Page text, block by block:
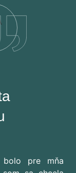
bolo pre mňa